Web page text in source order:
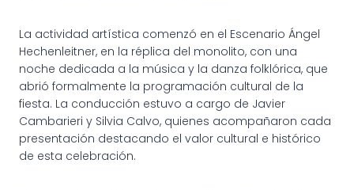
La actividad artística comenzó en el Escenario Ángel
Hechenleitner, en la réplica del monolito, con una
noche dedicada a la música y la danza folklórica, que
abrió formalmente la programación cultural de la
fiesta. La conducción estuvo a cargo de Javier
Cambarieri y Silvia Calvo, quienes acompañaron cada
presentación destacando el valor cultural e histórico
de esta celebración.